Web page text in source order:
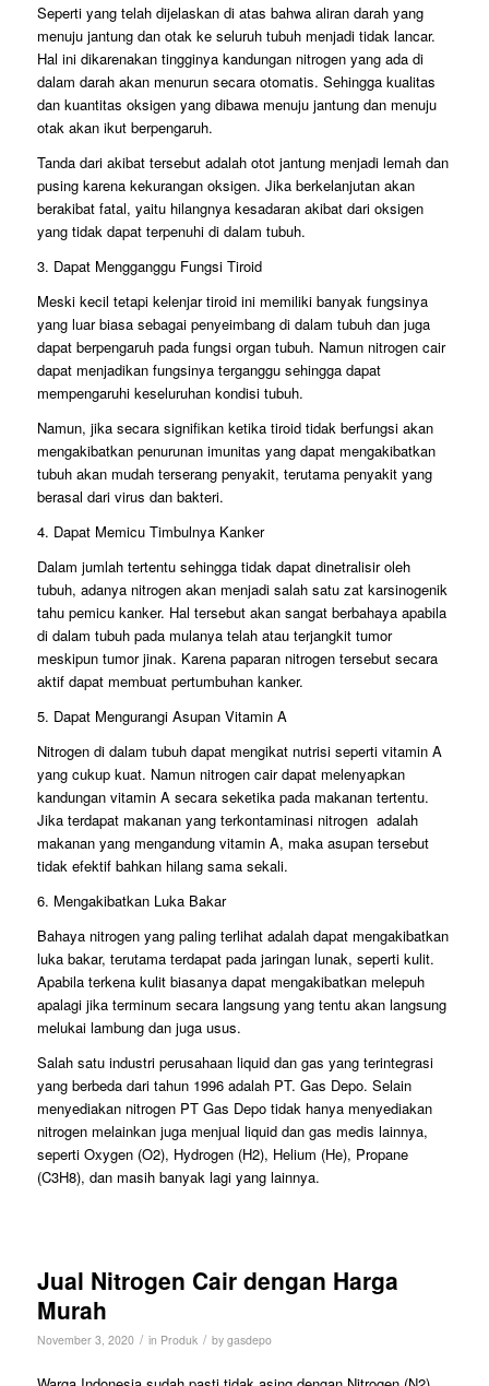
Seperti yang telah dijelaskan di atas bahwa aliran darah yang
menuju jantung dan otak ke seluruh tubuh menjadi tidak lancar.
Hal ini dikarenakan tingginya kandungan nitrogen yang ada di
dalam darah akan menurun secara otomatis. Sehingga kualitas
dan kuantitas oksigen yang dibawa menuju jantung dan menuju
otak akan ikut berpengaruh.
Tanda dari akibat tersebut adalah otot jantung menjadi lemah dan
pusing karena kekurangan oksigen. Jika berkelanjutan akan
berakibat fatal, yaitu hilangnya kesadaran akibat dari oksigen
yang tidak dapat terpenuhi di dalam tubuh.
3. Dapat Mengganggu Fungsi Tiroid
Meski kecil tetapi kelenjar tiroid ini memiliki banyak fungsinya
yang luar biasa sebagai penyeimbang di dalam tubuh dan juga
dapat berpengaruh pada fungsi organ tubuh. Namun nitrogen cair
dapat menjadikan fungsinya terganggu sehingga dapat
mempengaruhi keseluruhan kondisi tubuh.
Namun, jika secara signifikan ketika tiroid tidak berfungsi akan
mengakibatkan penurunan imunitas yang dapat mengakibatkan
tubuh akan mudah terserang penyakit, terutama penyakit yang
berasal dari virus dan bakteri.
4. Dapat Memicu Timbulnya Kanker
Dalam jumlah tertentu sehingga tidak dapat dinetralisir oleh
tubuh, adanya nitrogen akan menjadi salah satu zat karsinogenik
tahu pemicu kanker. Hal tersebut akan sangat berbahaya apabila
di dalam tubuh pada mulanya telah atau terjangkit tumor
meskipun tumor jinak. Karena paparan nitrogen tersebut secara
aktif dapat membuat pertumbuhan kanker.
5. Dapat Mengurangi Asupan Vitamin A
Nitrogen di dalam tubuh dapat mengikat nutrisi seperti vitamin A
yang cukup kuat. Namun nitrogen cair dapat melenyapkan
kandungan vitamin A secara seketika pada makanan tertentu.
Jika terdapat makanan yang terkontaminasi nitrogen adalah
makanan yang mengandung vitamin A, maka asupan tersebut
tidak efektif bahkan hilang sama sekali.
6. Mengakibatkan Luka Bakar
Bahaya nitrogen yang paling terlihat adalah dapat mengakibatkan
luka bakar, terutama terdapat pada jaringan lunak, seperti kulit.
Apabila terkena kulit biasanya dapat mengakibatkan melepuh
apalagi jika terminum secara langsung yang tentu akan langsung
melukai lambung dan juga usus.
Salah satu industri perusahaan liquid dan gas yang terintegrasi
yang berbeda dari tahun 1996 adalah PT. Gas Depo. Selain
menyediakan nitrogen PT Gas Depo tidak hanya menyediakan
nitrogen melainkan juga menjual liquid dan gas medis lainnya,
seperti Oxygen (O2), Hydrogen (H2), Helium (He), Propane
(C3H8), dan masih banyak lagi yang lainnya.
Jual Nitrogen Cair dengan Harga
Murah
November 3, 2020 / in Produk / by gasdepo